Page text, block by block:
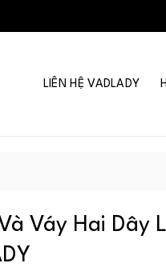
LIÊN HỆ VADLADY
Váy Hai Dây